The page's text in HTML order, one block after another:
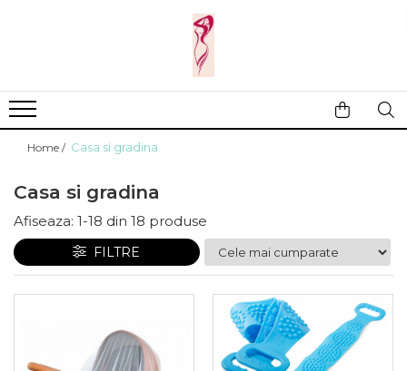
Baie
Copii si bebe
Leagane si scaune
Accesorii
Camping
Prim ajutor
Aparate de masaj
Ingrijirea parului
Ingrijirea unghiilor
Machiaj
Home / Casa si gradina
Casa si gradina
Afiseaza: 1-18 din 18 produse
FILTRE